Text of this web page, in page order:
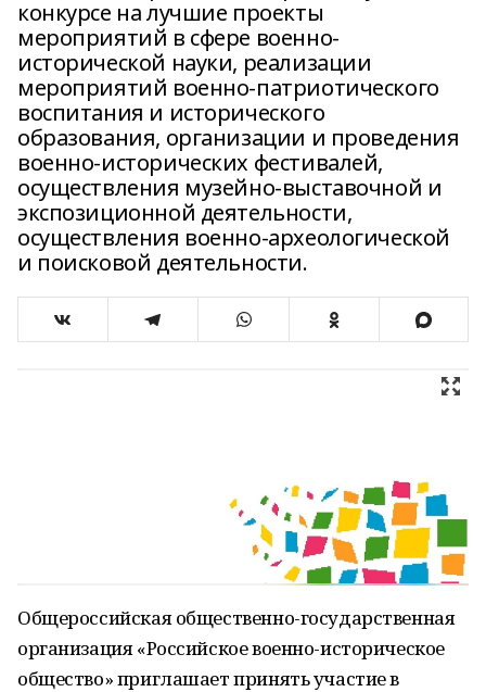
конкурсе на лучшие проекты
мероприятий в сфере военно-
исторической науки, реализации
мероприятий военно-патриотического
воспитания и исторического
образования, организации и проведения
военно-исторических фестивалей,
осуществления музейно-выставочной и
экспозиционной деятельности,
осуществления военно-археологической
и поисковой деятельности.
Общероссийская общественно-государственная
организация «Российское военно-историческое
общество» приглашает принять участие в